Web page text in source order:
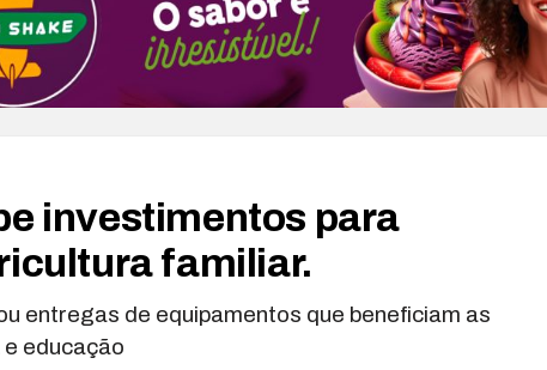
investimentos para
familiar.
entregas de equipamentos que beneficiam as
educação